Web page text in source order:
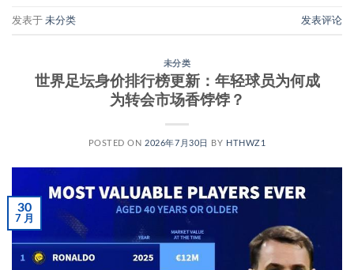
发表于 未分类 发表评论
未分类
世界足坛身价排行榜更新：年轻球员为何成
为转会市场香饽饽？
POSTED ON 2026年7月30日 BY HTHWZ1
30
7 月